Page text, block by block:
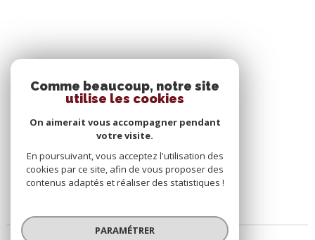
Comme beaucoup, notre site
utilise les cookies
On aimerait vous accompagner pendant
votre visite.
En poursuivant, vous acceptez l'utilisation des
cookies par ce site, afin de vous proposer des
contenus adaptés et réaliser des statistiques !
PARAMÉTRER